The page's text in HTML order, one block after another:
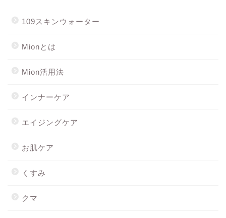
109スキンウォーター
Mionとは
Mion活用法
インナーケア
エイジングケア
お肌ケア
くすみ
クマ